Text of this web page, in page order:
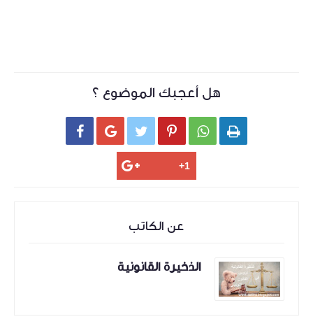
هل أعجبك الموضوع ؟
     
عن الكاتب
الذخيرة القانونية